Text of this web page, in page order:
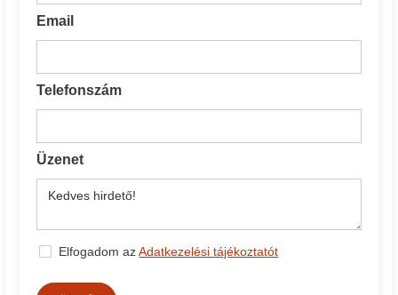
Email
Telefonszám
Üzenet
Elfogadom azAdatkezelési tájékoztatót